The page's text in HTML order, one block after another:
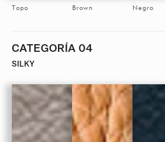
Topo Brown Negro
CATEGORÍA 04
SILKY